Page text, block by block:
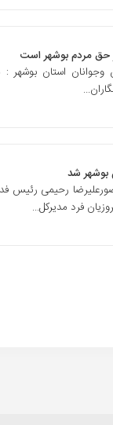
حق مردم بوشهر است
استان بوشهر :
بوشهر شد
رحیمی رئیس
فرد مدیرکل...